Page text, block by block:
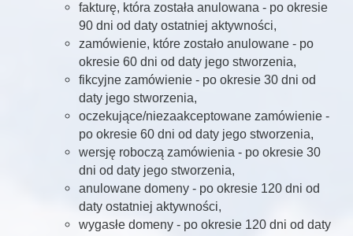
fakturę, która została anulowana - po okresie
90 dni od daty ostatniej aktywności,
zamówienie, które zostało anulowane - po
okresie 60 dni od daty jego stworzenia,
fikcyjne zamówienie - po okresie 30 dni od
daty jego stworzenia,
oczekujące/niezaakceptowane zamówienie -
po okresie 60 dni od daty jego stworzenia,
wersję roboczą zamówienia - po okresie 30
dni od daty jego stworzenia,
anulowane domeny - po okresie 120 dni od
daty ostatniej aktywności,
wygasłe domeny - po okresie 120 dni od daty